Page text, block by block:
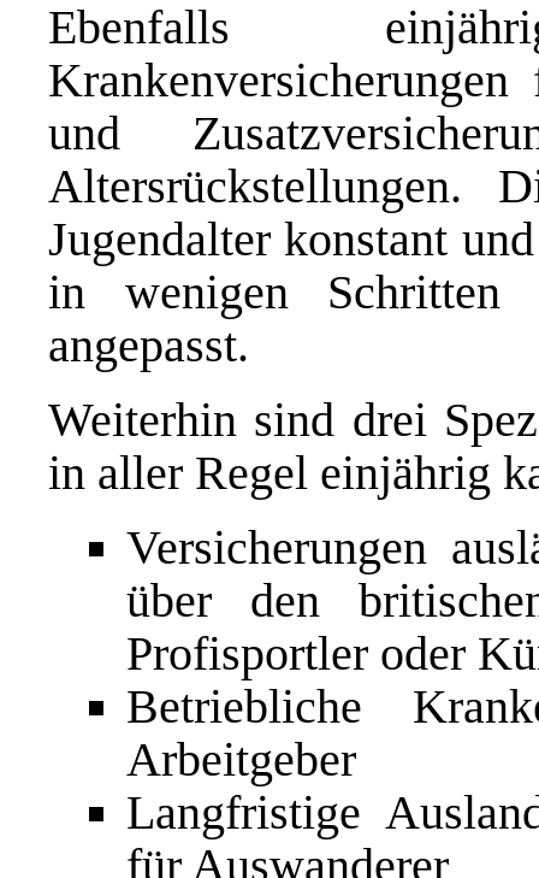
Ebenfalls
und
Altersrückstellungen.
Jugendalter konstant
in wenigen Schritten
angepasst.
Weiterhin sind drei
in aller Regel einjährig
Versicherungen
über den
Profisportler oder
Betriebliche
Arbeitgeber
Langfristige
für Auswanderer